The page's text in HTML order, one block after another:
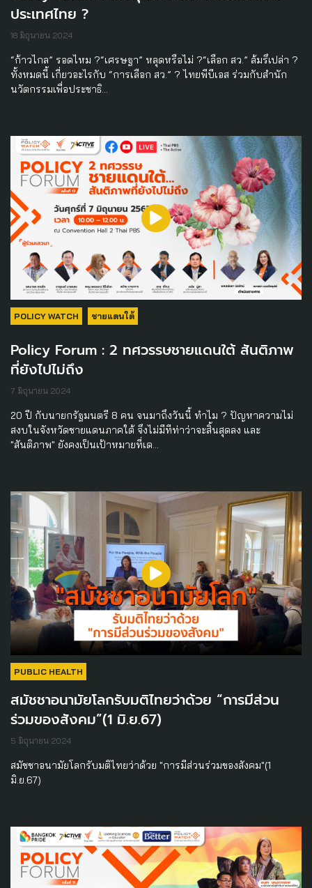
ประเทศไทย ?
18 มิถุนายน 2024
“ก้าวไกล” รอดไหม ?“เศรษฐา” หลุดหรือไม่ ?“เลือก สว.” ล้มรึเปล่า ?
ทั้งหมดนี้ เกี่ยวอะไรกับ “การเลือก สว.” ? ไทยพีบีเอส ร่วมกับสำนัก
นวัตกรรมเพื่อประชาธิ…
POLICY WATCH ชายแดนใต้
Policy Forum : 2 ทศวรรษชายแดนใต้ สันติภาพ
ที่ยังไปไม่ถึง
7 มิถุนายน 2024
20 ปี กับนายกรัฐมนตรี 8 คน จนมาถึงวันนี้ ทำไม ? ปัญหาความไม่
สงบในจังหวัดชายแดนภาคใต้ จึงไม่มีทีท่าว่าจะสิ้นสุดลง และ
"สันติภาพ" ยังคงเป็นเป้าหมายที่เด…
PUBLIC HEALTH
สมัชชาอนามัยโลกรับมติไทยว่าด้วย “การมีส่วน
ร่วมของสังคม”(1 มิ.ย.67)
5 มิถุนายน 2024
สมัชชาอนามัยโลกรับมติไทยว่าด้วย "การมีส่วนร่วมของสังคม"(1
มิ.ย.67)